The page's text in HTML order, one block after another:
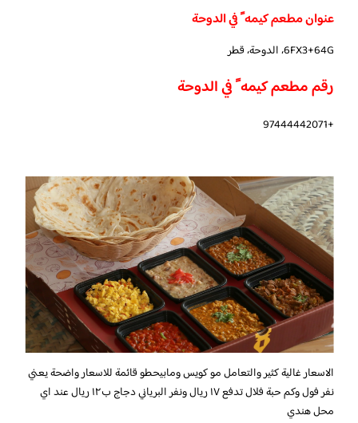
عنوان مطعم كيمه ً في الدوحة
6FX3+64G، الدوحة، قطر
رقم مطعم كيمه ً في الدوحة
+97444442071
الاسعار غالية كثير والتعامل مو كويس ومابيحطو قائمة للاسعار واضحة يعني
نفر فول وكم حبة فلال تدفع ١٧ ريال ونفر البرياني دجاج ب١٢ ريال عند اي
محل هندي